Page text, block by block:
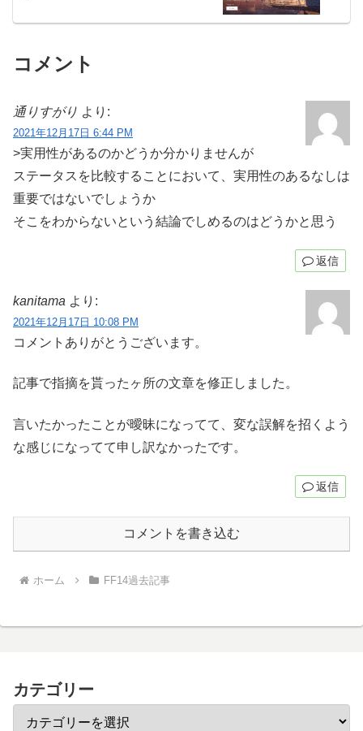
コメント
通りすがり より:
2021年12月17日 6:44 PM
>実用性があるのかどうか分かりませんが
ステータスを比較することにおいて、実用性のあるなしは
重要ではないでしょうか
そこをわからないという結論でしめるのはどうかと思う
返信
kanitama より:
2021年12月17日 10:08 PM
コメントありがとうございます。
記事で指摘を貰ったヶ所の文章を修正しました。
言いたかったことが曖昧になってて、変な誤解を招くよう
な感じになってて申し訳なかったです。
返信
コメントを書き込む
ホーム FF14過去記事
カテゴリー